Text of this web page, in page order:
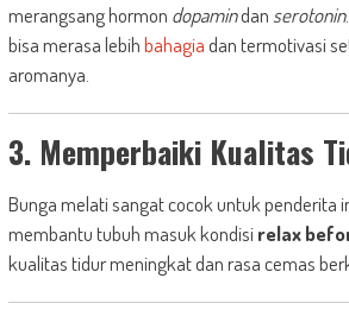
merangsang hormon dopamindan serotonin
bisa merasa lebihbahagiadan termotivasi
aromanya.
3. Memperbaiki Kualitas
Bunga melati sangat cocok untuk penderita
membantu tubuh masuk kondisirelax
kualitas tidur meningkat dan rasa cemas